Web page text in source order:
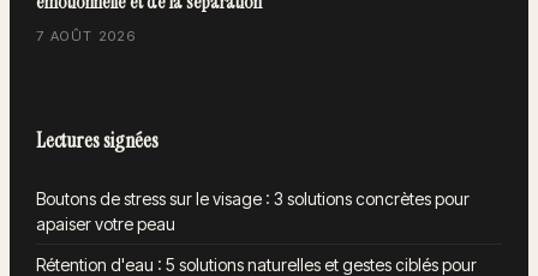
7 AOÛT 2026
Lectures signées
Boutons de stress sur le visage : 3 solutions concrètes pour
apaiser votre peau
Rétention d'eau : 5 solutions naturelles et gestes ciblés pour